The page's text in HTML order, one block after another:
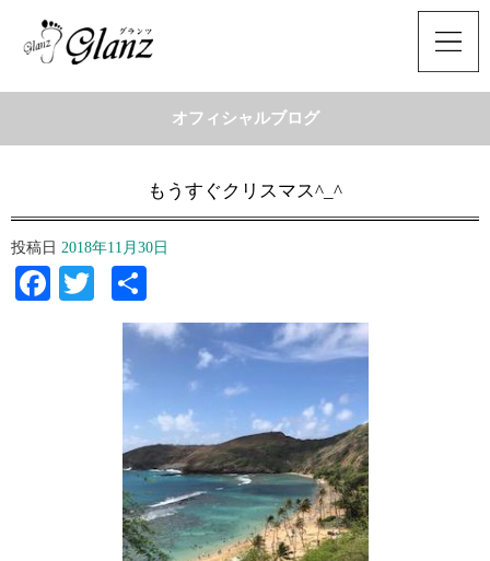
オフィシャルブログ
もうすぐクリスマス^_^
投稿日 2018年11月30日
Facebook
Twitter
有